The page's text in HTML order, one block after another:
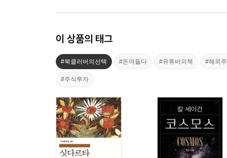
이 상품의 태그
#북클러버의선택 #돈며들다 #유튜버의책 #해외
#주식투자